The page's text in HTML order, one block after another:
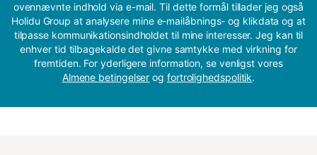
ovennævnte indhold via e-mail. Til dette formål tillader jeg også
Holidu Group at analysere mine e-mailåbnings- og klikdata og at
tilpasse kommunikationsindholdet til mine interesser. Jeg kan til
enhver tid tilbagekalde det givne samtykke med virkning for
fremtiden. For yderligere information, se venligst vores
Almene betingelser og fortrolighedspolitik.